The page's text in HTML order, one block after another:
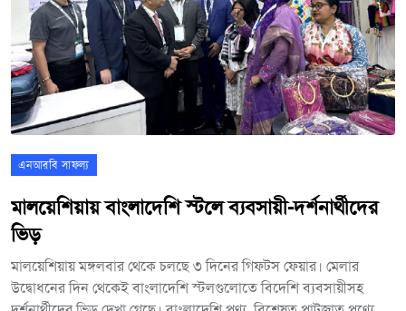
এনআরবি সাফল্য
মালয়েশিয়ায় বাংলাদেশি স্টলে ব্যবসায়ী-দর্শনার্থীদের
ভিড়
মালয়েশিয়ায় মঙ্গলবার থেকে চলছে ৩ দিনের গিফটস ফেয়ার। মেলার
উদ্বোধনের দিন থেকেই বাংলাদেশি স্টলগুলোতে বিদেশি ব্যবসায়ীসহ